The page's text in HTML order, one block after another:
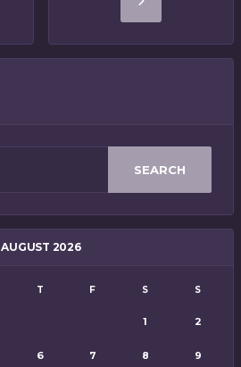
SEARCH
AUGUST 2026
T F S S
1 2
6 7 8 9